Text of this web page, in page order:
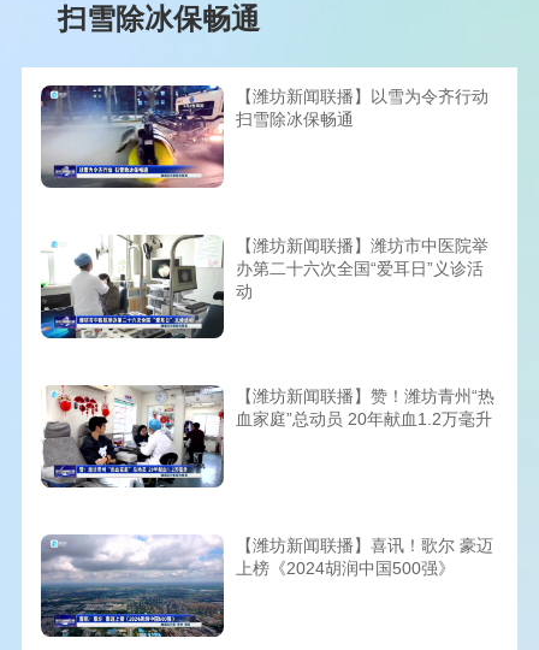
扫雪除冰保畅通
【潍坊新闻联播】以雪为令齐行动
扫雪除冰保畅通
【潍坊新闻联播】潍坊市中医院举
办第二十六次全国“爱耳日”义诊活
动
【潍坊新闻联播】赞！潍坊青州“热
血家庭”总动员 20年献血1.2万毫升
【潍坊新闻联播】喜讯！歌尔 豪迈
上榜《2024胡润中国500强》